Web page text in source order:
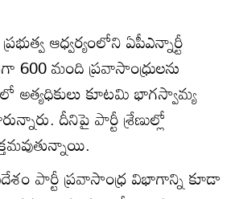
ఆధ్వర్యంలోని ఏపీఎన్నార్టీ
600 మంది ప్రవాసాంధ్రులను
కూటమి భాగస్వామ్య
దీనిపై పార్టీ శ్రేణుల్లో
పార్టీ ప్రవాసాంధ్ర విభాగాన్ని కూడా